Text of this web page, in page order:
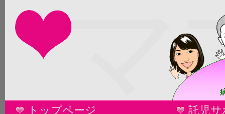
マ
トップページ
託児